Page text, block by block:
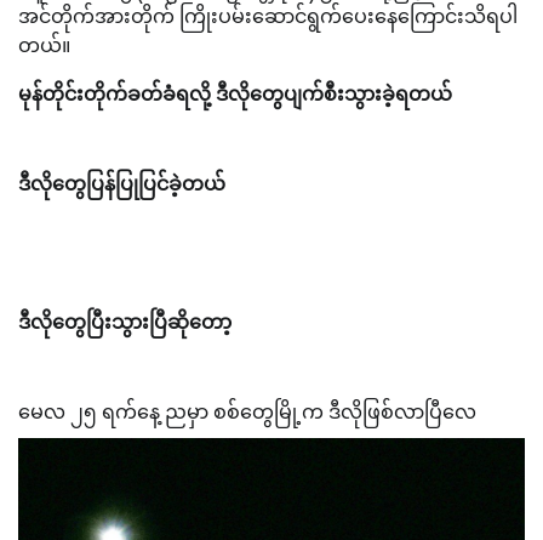
အင်တိုက်အားတိုက် ကြိုးပမ်းဆောင်ရွက်ပေးနေကြောင်းသိရပါ
တယ်။
မုန်တိုင်းတိုက်ခတ်ခံရလို့ ဒီလိုတွေပျက်စီးသွားခဲ့ရတယ်
ဒီလိုတွေပြန်ပြုပြင်ခဲ့တယ်
ဒီလိုတွေပြီးသွားပြီဆိုတော့
မေလ ၂၅ ရက်နေ့ ညမှာ စစ်တွေမြို့က ဒီလိုဖြစ်လာပြီလေ